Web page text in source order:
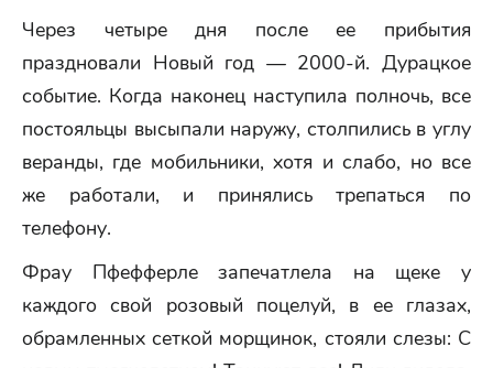
Через четыре дня после ее прибытия
праздновали Новый год — 2000-й. Дурацкое
событие. Когда наконец наступила полночь, все
постояльцы высыпали наружу, столпились в углу
веранды, где мобильники, хотя и слабо, но все
же работали, и принялись трепаться по
телефону.
Фрау Пфефферле запечатлела на щеке у
каждого свой розовый поцелуй, в ее глазах,
обрамленных сеткой морщинок, стояли слезы: С